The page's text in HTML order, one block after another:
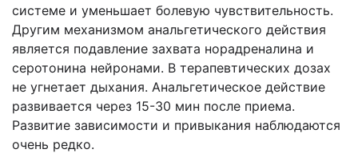
системе и уменьшает болевую чувствительность.
Другим механизмом анальгетического действия
является подавление захвата норадреналина и
серотонина нейронами. В терапевтических дозах
не угнетает дыхания. Анальгетическое действие
развивается через 15-30 мин после приема.
Развитие зависимости и привыкания наблюдаются
очень редко.